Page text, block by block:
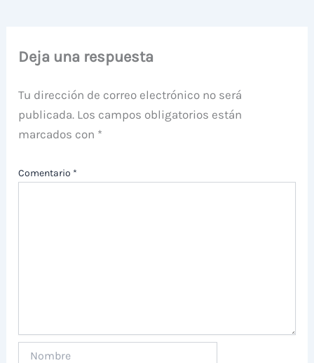
Deja una respuesta
Tu dirección de correo electrónico no será
publicada. Los campos obligatorios están
marcados con *
Comentario *